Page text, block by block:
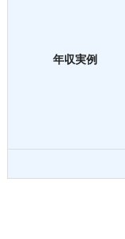
年収実例